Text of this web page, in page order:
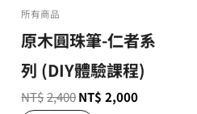
所有商品
原木圓珠筆-仁者系
列 (DIY體驗課程)
NT$2,400NT$ 2,000